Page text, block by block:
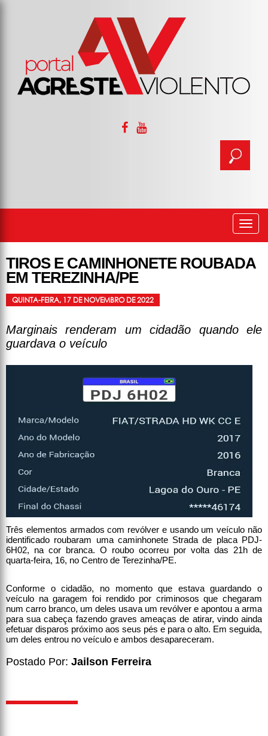
TIROS E CAMINHONETE ROUBADA
EM TEREZINHA/PE
QUINTA-FEIRA, 17 DE NOVEMBRO DE 2022
Marginais renderam um cidadão quando ele
guardava o veículo
Três elementos armados com revólver e usando um veículo não
identificado roubaram uma caminhonete Strada de placa PDJ-
6H02, na cor branca. O roubo ocorreu por volta das 21h de
quarta-feira, 16, no Centro de Terezinha/PE.
Conforme o cidadão, no momento que estava guardando o
veículo na garagem foi rendido por criminosos que chegaram
num carro branco, um deles usava um revólver e apontou a arma
para sua cabeça fazendo graves ameaças de atirar, vindo ainda
efetuar disparos próximo aos seus pés e para o alto. Em seguida,
um deles entrou no veículo e ambos desapareceram.
Postado Por: Jailson Ferreira